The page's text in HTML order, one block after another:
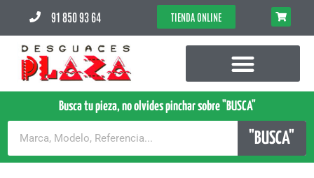
91 850 93 64 TIENDA ONLINE
Busca tu pieza, no olvides pinchar sobre "BUSCA"
"BUSCA"